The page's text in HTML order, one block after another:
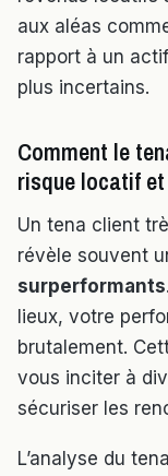
aux aléas
rapport à un
plus incertains.
Comment le
risque locatif
Un tena client
révèle souvent
surperformants
lieux, votre
brutalement.
vous inciter à
sécuriser les
L’analyse du